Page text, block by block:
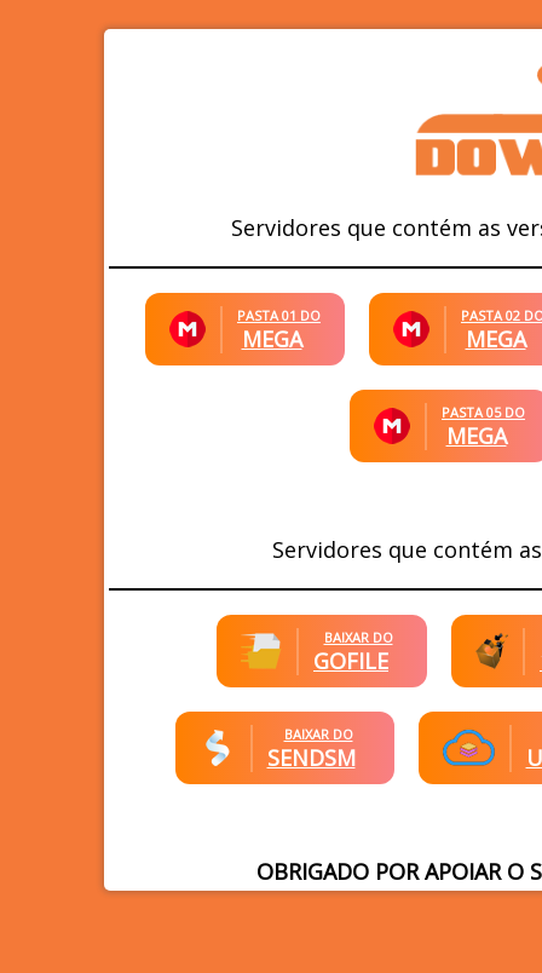
Servidores que contém as
PASTA 01 DO
MEGA
PASTA 02
MEGA
PASTA 05 DO
MEGA
Servidores que contém
BAIXAR DO
GOFILE
BAIXAR DO
SENDSM
OBRIGADO POR APOIAR O